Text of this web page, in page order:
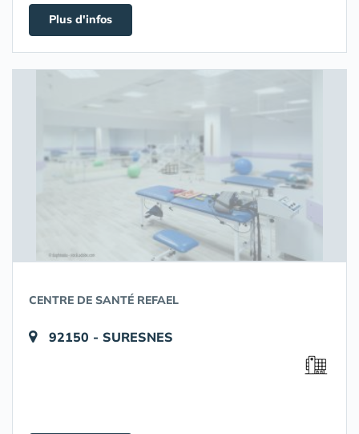
Plus d'infos
CENTRE DE SANTÉ REFAEL
92150 - SURESNES